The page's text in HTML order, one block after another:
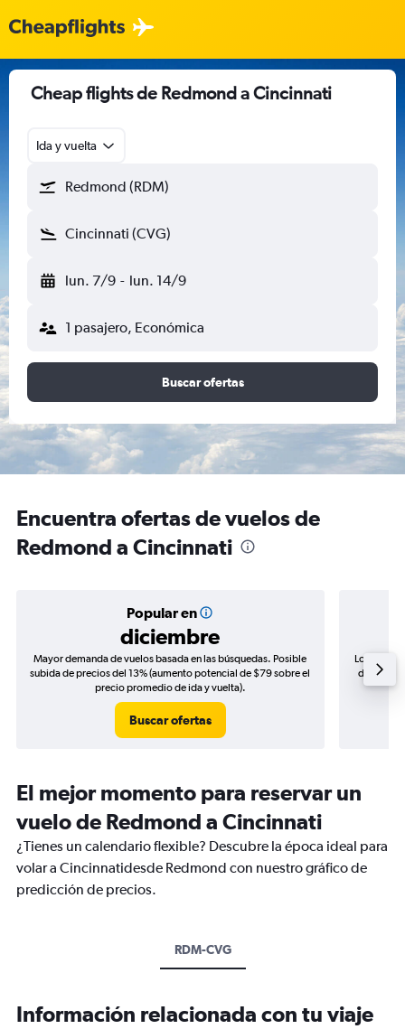
Cheap flights de Redmond a Cincinnati
Ida y vuelta
Redmond (RDM)
Cincinnati (CVG)
lun. 7/9 - lun. 14/9
1 pasajero, Económica
Buscar ofertas
Encuentra ofertas de vuelos de
Redmond a Cincinnati
Popular en
diciembre
Mayor demanda de vuelos basada en las búsquedas. Posible
subida de precios del 13% (aumento potencial de $79 sobre el
precio promedio de ida y vuelta).
Buscar ofertas
Los
de
El mejor momento para reservar un
vuelo de Redmond a Cincinnati
¿Tienes un calendario flexible? Descubre la época ideal para
volar a Cincinnatidesde Redmond con nuestro gráfico de
predicción de precios.
RDM-CVG
Información relacionada con tu viaje